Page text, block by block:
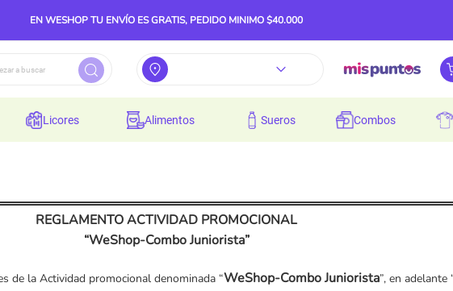
EN WESHOP TU ENVÍO ES GRATIS, PEDIDO MINIMO $40.000
licores alimentos sueros combos
REGLAMENTO ACTIVIDAD PROMOCIONAL
“WeShop-Combo Juniorista”
de la Actividad promocional denominada “WeShop-Combo Juniorista”, en